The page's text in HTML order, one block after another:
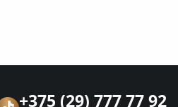
+375 (29) 777 77 92